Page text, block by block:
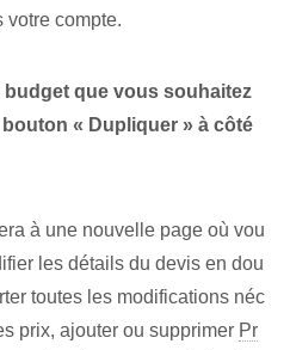
votre compte.
budget que vous souhaitez
« Dupliquer » à côté
à une nouvelle page où vou
les détails du devis en dou
toutes les modifications néc
prix, ajouter ou supprimer Pr